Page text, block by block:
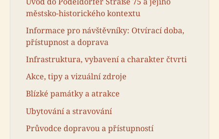
městsko-historického kontextu
Informace pro návštěvníky: Otvírací doba,
přístupnost a doprava
Infrastruktura, vybavení a charakter čtvrti
Akce, tipy a vizuální zdroje
Blízké památky a atrakce
Ubytování a stravování
Průvodce dopravou a přístupností